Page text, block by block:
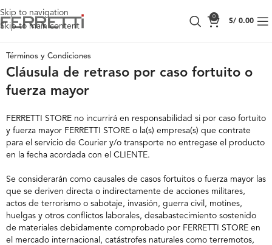
Skip to navigation
Skip to main content
0
S/ 0.00
Términos y Condiciones
Cláusula de retraso por caso fortuito o
fuerza mayor
FERRETTI STORE no incurrirá en responsabilidad si por caso fortuito
y fuerza mayor FERRETTI STORE o la(s) empresa(s) que contrate
para el servicio de Courier y/o transporte no entregase el producto
en la fecha acordada con el CLIENTE.
Se considerarán como causales de casos fortuitos o fuerza mayor las
que se deriven directa o indirectamente de acciones militares,
actos de terrorismo o sabotaje, invasión, guerra civil, motines,
huelgas y otros conflictos laborales, desabastecimiento sostenido
de materiales debidamente comprobado por FERRETTI STORE en
el mercado internacional, catástrofes naturales como te­rremotos,